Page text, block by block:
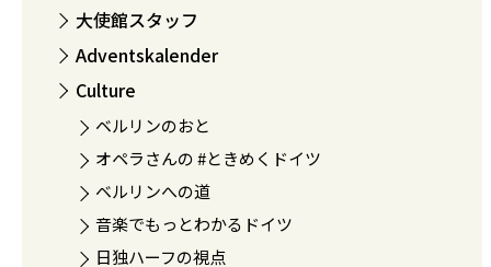
大使館スタッフ
Adventskalender
Culture
ベルリンのおと
オペラさんの #ときめくドイツ
ベルリンへの道
音楽でもっとわかるドイツ
日独ハーフの視点